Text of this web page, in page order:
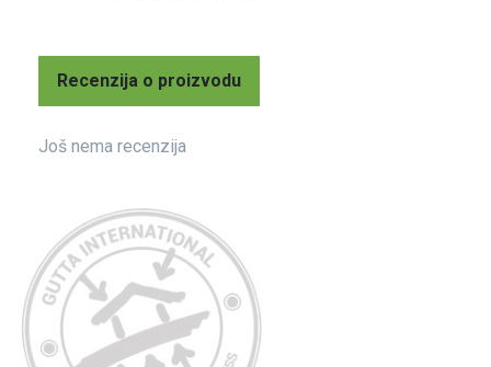
Recenzija o proizvodu
Još nema recenzija